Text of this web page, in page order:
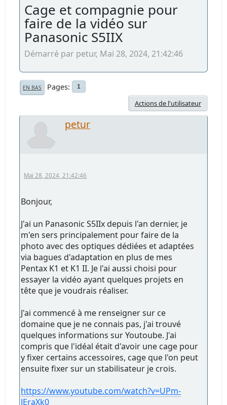
Cage et compagnie pour
faire de la vidéo sur
Panasonic S5IIX
Démarré par petur, Mai 28, 2024, 21:42:46
EN BAS Pages 1
Actions de l'utilisateur
petur
Mai 28, 2024, 21:42:46
Bonjour,
J'ai un Panasonic S5IIx depuis l'an dernier, je
m'en sers principalement pour faire de la
photo avec des optiques dédiées et adaptées
via bagues d'adaptation en plus de mes
Pentax K1 et K1 II. Je l'ai aussi choisi pour
essayer la vidéo ayant quelques projets en
tête que je voudrais réaliser.
J'ai commencé à me renseigner sur ce
domaine que je ne connais pas, j'ai trouvé
quelques informations sur Youtoube. J'ai
compris que l'idéal était d'avoir une cage pour
y fixer certains accessoires, cage que l'on peut
ensuite fixer sur un stabilisateur je crois.
https://www.youtube.com/watch?v=UPm-
JEraXk0